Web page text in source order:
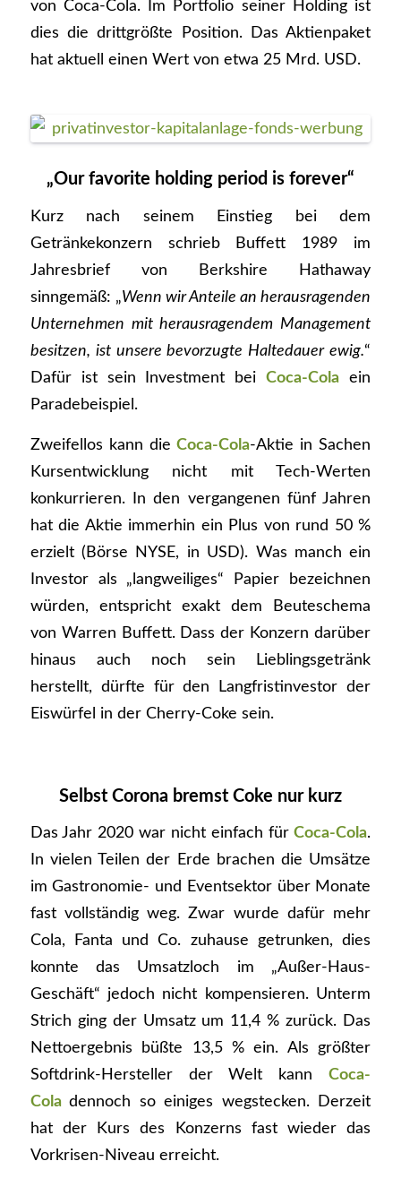
von Coca-Cola. Im Portfolio seiner Holding ist
dies die drittgrößte Position. Das Aktienpaket
hat aktuell einen Wert von etwa 25 Mrd. USD.
„Our favorite holding period is forever“
Kurz nach seinem Einstieg bei dem
Getränkekonzern schrieb Buffett 1989 im
Jahresbrief von Berkshire Hathaway
sinngemäß: „Wenn wir Anteile an herausragenden
Unternehmen mit herausragendem Management
besitzen, ist unsere bevorzugte Haltedauer ewig.“
Dafür ist sein Investment beiCoca-Cola ein
Paradebeispiel.
Zweifellos kann dieCoca-Cola-Aktie in Sachen
Kursentwicklung nicht mit Tech-Werten
konkurrieren. In den vergangenen fünf Jahren
hat die Aktie immerhin ein Plus von rund 50 %
erzielt (Börse NYSE, in USD). Was manch ein
Investor als „langweiliges“ Papier bezeichnen
würden, entspricht exakt dem Beuteschema
von Warren Buffett. Dass der Konzern darüber
hinaus auch noch sein Lieblingsgetränk
herstellt, dürfte für den Langfristinvestor der
Eiswürfel in der Cherry-Coke sein.
Selbst Corona bremst Coke nur kurz
Das Jahr 2020 war nicht einfach fürCoca-Cola.
In vielen Teilen der Erde brachen die Umsätze
im Gastronomie- und Eventsektor über Monate
fast vollständig weg. Zwar wurde dafür mehr
Cola, Fanta und Co. zuhause getrunken, dies
konnte das Umsatzloch im „Außer-Haus-
Geschäft“ jedoch nicht kompensieren. Unterm
Strich ging der Umsatz um 11,4 % zurück. Das
Nettoergebnis büßte 13,5 % ein. Als größter
Softdrink-Hersteller der Welt kannCoca-
Coladennoch so einiges wegstecken. Derzeit
hat der Kurs des Konzerns fast wieder das
Vorkrisen-Niveau erreicht.